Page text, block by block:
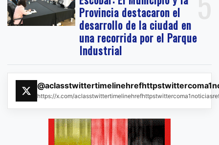
Provincia destacaron el
desarrollo de la ciudad en
una recorrida por el Parque
Industrial
https://x.com/